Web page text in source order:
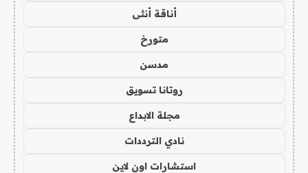
أناقة أنثى
متورخ
مدسن
روتانا تسويق
مجلة الابداع
نادي الترددات
استشارات اون لاين